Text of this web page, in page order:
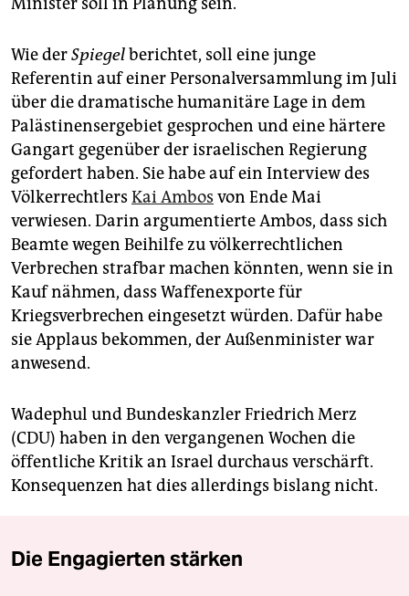
Minister soll in Planung sein.
Wie derSpiegelberichtet, soll eine junge
Referentin auf einer Personalversammlung im Juli
über die dramatische humanitäre Lage in dem
Palästinensergebiet gesprochen und eine härtere
Gangart gegenüber der israelischen Regierung
gefordert haben. Sie habe auf ein Interview des
Völkerrechtlers Kai Ambos von Ende Mai
verwiesen. Darin argumentierte Ambos, dass sich
Beamte wegen Beihilfe zu völkerrechtlichen
Verbrechen strafbar machen könnten, wenn sie in
Kauf nähmen, dass Waffenexporte für
Kriegsverbrechen eingesetzt würden. Dafür habe
sie Applaus bekommen, der Außenminister war
anwesend.
Wadephul und Bundeskanzler Friedrich Merz
(CDU) haben in den vergangenen Wochen die
öffentliche Kritik an Israel durchaus verschärft.
Konsequenzen hat dies allerdings bislang nicht.
Die Engagierten stärken